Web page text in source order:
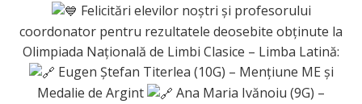
Felicitări elevilor noștri și profesorului
coordonator pentru rezultatele deosebite obținute la
Olimpiada Națională de Limbi Clasice – Limba Latină:
Eugen Ștefan Titerlea (10G) – Mențiune ME și
Medalie de Argint
Ana Maria Ivănoiu (9G) –